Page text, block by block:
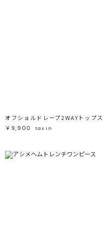
オフショルドレープ2WAYトップス
￥9,900
tax in